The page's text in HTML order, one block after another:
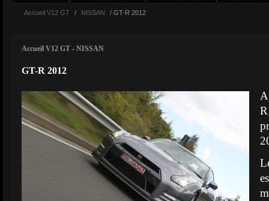
Accueil V12 GT / NISSAN / GT-R 2012
Accueil V12 GT - NISSAN
GT-R 2012